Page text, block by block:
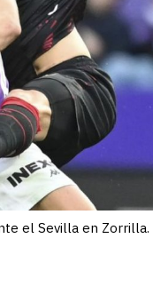
el Sevilla en Zorrilla.